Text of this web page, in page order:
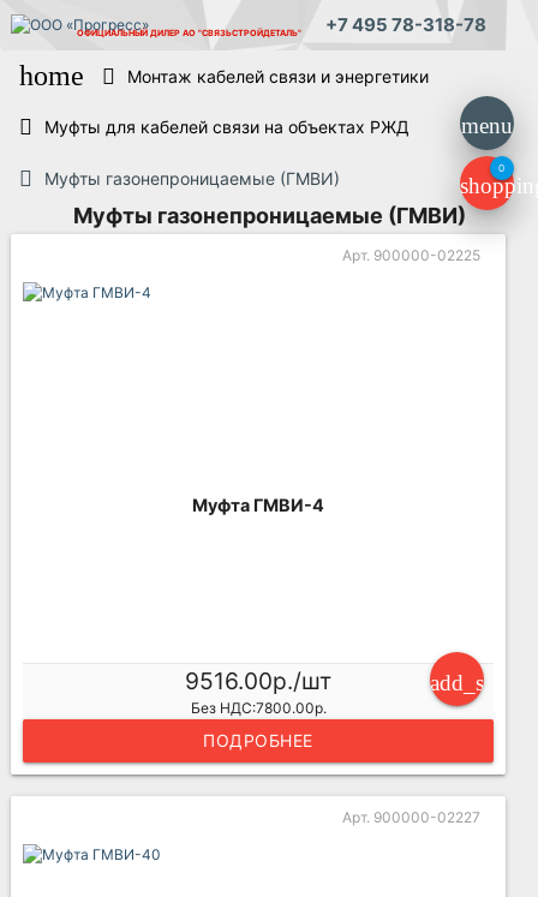
ОФИЦИАЛЬНЫЙ ДИЛЕР АО "СВЯЗЬСТРОЙДЕТАЛЬ" +7 495 78-318-78
menu
0
home Монтаж кабелей связи и энергетики
Муфты для кабелей связи на объектах РЖД
Муфты газонепроницаемые (ГМВИ)
Муфты газонепроницаемые (ГМВИ)
Арт. 900000-02225
Муфта ГМВИ-4
9516.00р./шт
Без НДС:7800.00р.
ПОДРОБНЕЕ
Арт. 900000-02227